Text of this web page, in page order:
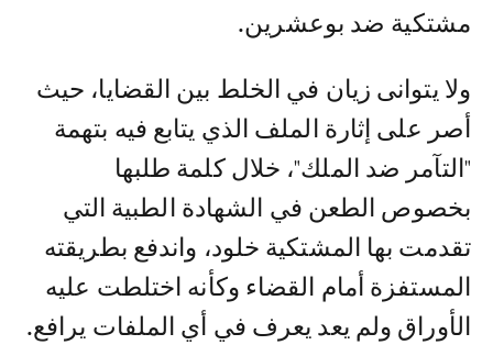
مشتكية ضد بوعشرين.
ولا يتوانى زيان في الخلط بين القضايا، حيث
أصر على إثارة الملف الذي يتابع فيه بتهمة
"التآمر ضد الملك"، خلال كلمة طلبها
بخصوص الطعن في الشهادة الطبية التي
تقدمت بها المشتكية خلود، واندفع بطريقته
المستفزة أمام القضاء وكأنه اختلطت عليه
الأوراق ولم يعد يعرف في أي الملفات يرافع.